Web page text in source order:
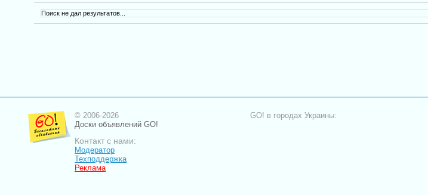
Поиск не дал результатов...
© 2006-2026
Доски объявлений GO!
Контакт с нами:
Модератор
Техподдержка
Реклама
GO! в городах Украины: